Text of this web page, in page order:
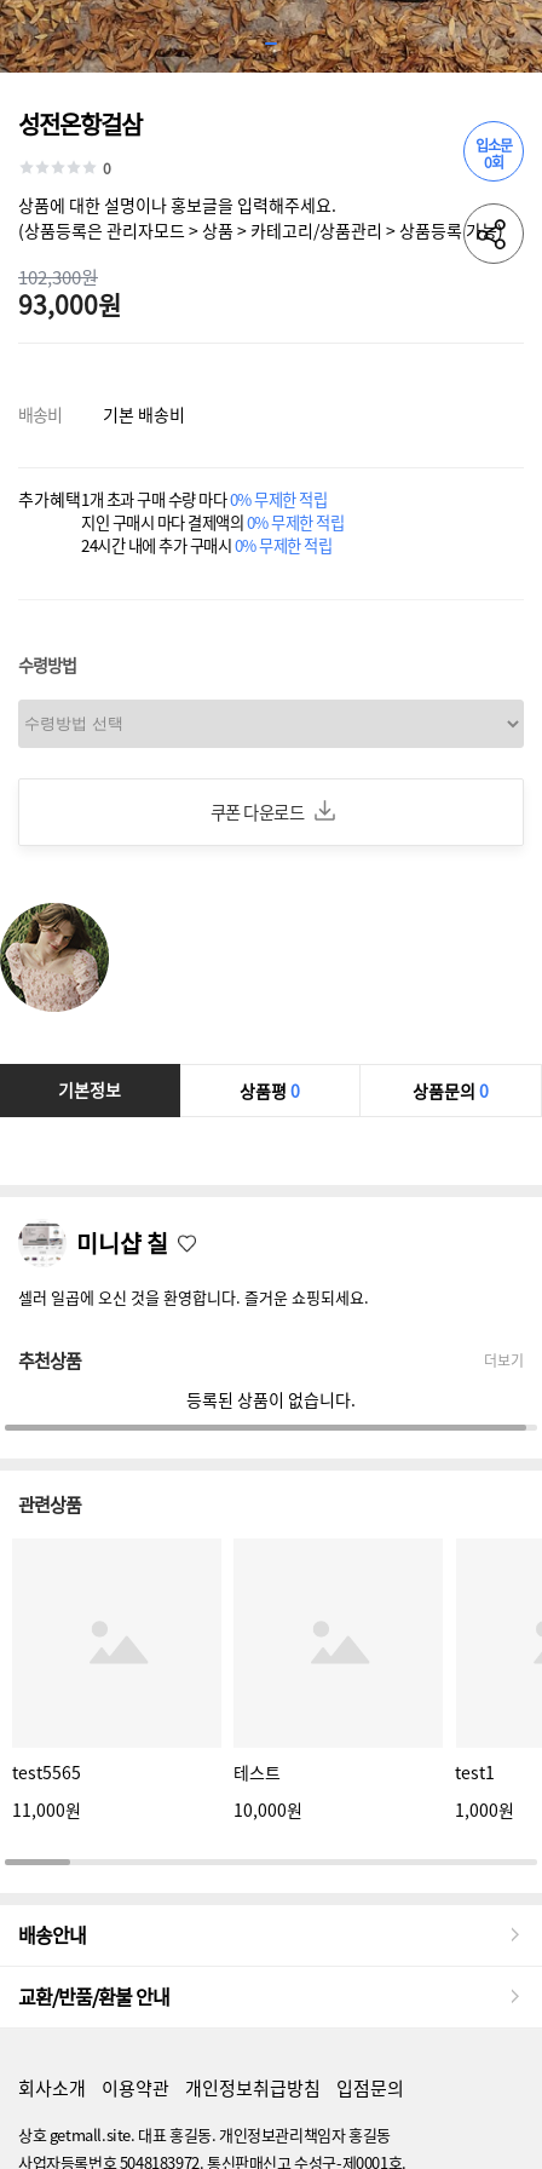
입소문
0회
성전온항걸삼
0
상품에 대한 설명이나 홍보글을 입력해주세요.
(상품등록은 관리자모드 > 상품 > 카테고리/상품관리 > 상품등록 가능)
102,300원
93,000원
배송비 기본 배송비
추가혜택1개 초과 구매 수량 마다0% 무제한 적립
지인 구매시 마다 결제액의0% 무제한 적립
24시간 내에 추가 구매시0% 무제한 적립
수령방법
쿠폰 다운로드
기본정보 상품평 0 상품문의 0
미니샵 칠
셀러 일곱에 오신 것을 환영합니다. 즐거운 쇼핑되세요.
추천상품 더보기
등록된 상품이 없습니다.
관련상품
test5565
11,000원
테스트
10,000원
test1
1,000원
배송안내
교환/반품/환불 안내
회사소개 이용약관 개인정보취급방침 입점문의
상호 getmall.site. 대표 홍길동. 개인정보관리책임자 홍길동
사업자등록번호 5048183972. 통신판매신고 수성구-제0001호.